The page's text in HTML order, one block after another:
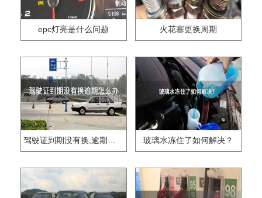
epc灯亮是什么问题 火花塞更换周期
驾驶证到期没有换,逾期怎么办?? 玻璃水冻住了如何解决？